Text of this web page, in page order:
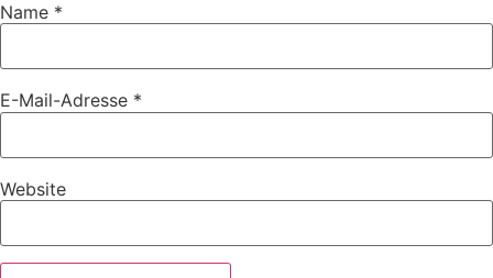
Name *
E-Mail-Adresse *
Website